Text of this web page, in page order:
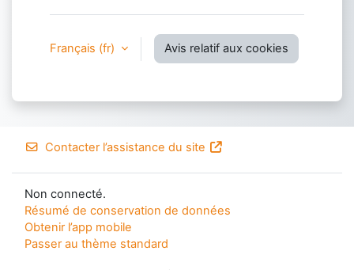
Français ‎(fr)‎ Avis relatif aux cookies
Contacter l’assistance du site
Non connecté.
Résumé de conservation de données
Obtenir l’app mobile
Passer au thème standard